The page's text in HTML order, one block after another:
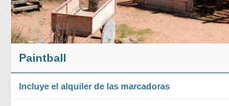
Paintball
Incluye el alquiler de las marcadoras